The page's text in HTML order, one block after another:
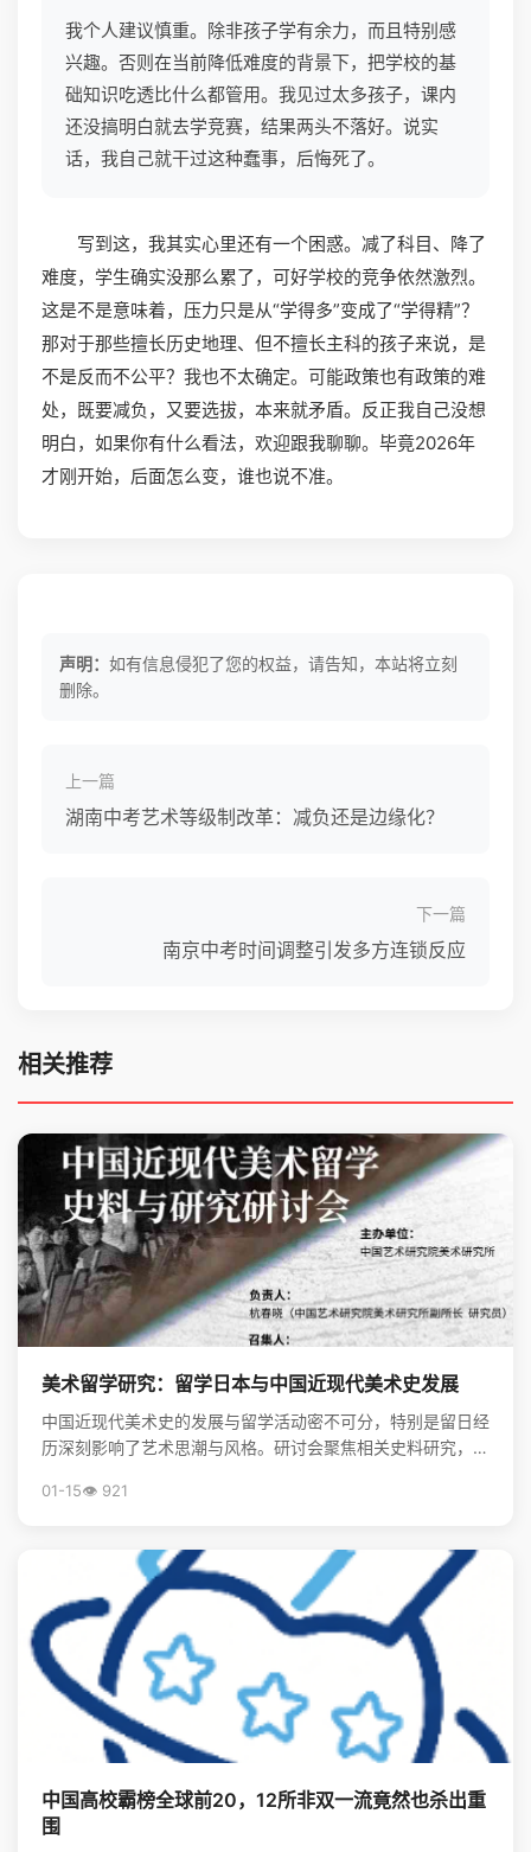
我个人建议慎重。除非孩子学有余力，而且特别感
兴趣。否则在当前降低难度的背景下，把学校的基
础知识吃透比什么都管用。我见过太多孩子，课内
还没搞明白就去学竞赛，结果两头不落好。说实
话，我自己就干过这种蠢事，后悔死了。
写到这，我其实心里还有一个困惑。减了科目、降了
难度，学生确实没那么累了，可好学校的竞争依然激烈。
这是不是意味着，压力只是从“学得多”变成了“学得精”？
那对于那些擅长历史地理、但不擅长主科的孩子来说，是
不是反而不公平？我也不太确定。可能政策也有政策的难
处，既要减负，又要选拔，本来就矛盾。反正我自己没想
明白，如果你有什么看法，欢迎跟我聊聊。毕竟2026年
才刚开始，后面怎么变，谁也说不准。
声明： 如有信息侵犯了您的权益，请告知，本站将立刻
删除。
上一篇
湖南中考艺术等级制改革：减负还是边缘化？
下一篇
南京中考时间调整引发多方连锁反应
相关推荐
美术留学研究：留学日本与中国近现代美术史发展
中国近现代美术史的发展与留学活动密不可分，特别是留日经
历深刻影响了艺术思潮与风格。研讨会聚焦相关史料研究，揭
01-15👁️ 921
中国高校霸榜全球前20，12所非双一流竟然也杀出重
围